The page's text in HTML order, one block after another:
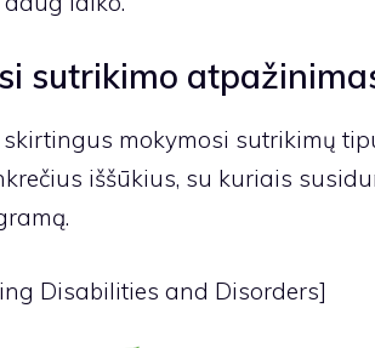
sutrikimo
mokymosi sutrikimų
iššūkius, su kuriais
Disabilities and Disorders]